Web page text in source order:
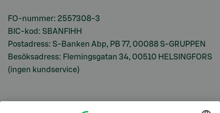
FO-nummer: 2557308-3
BIC-kod: SBANFIHH
Postadress: S-Banken Abp, PB 77, 00088 S-GRUPPEN
Besöksadress: Flemingsgatan 34, 00510 HELSINGFORS
(ingen kundservice)
S-Prime